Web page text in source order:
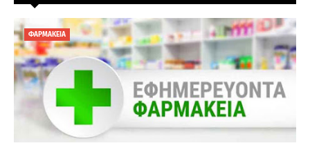
ΦΑΡΜΑΚΕΙΑ